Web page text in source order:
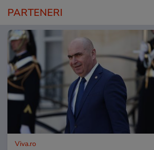
PARTENERI
Viva.ro